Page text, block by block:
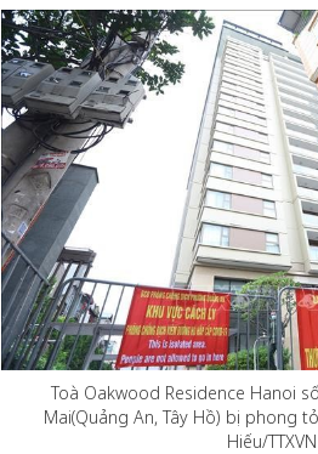
Toà Oakwood Residence Hanoi
Mai(Quảng An, Tây Hồ) bị phong
Hiếu/TTXVN